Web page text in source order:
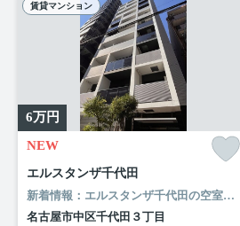
賃貸マンション
6万円
NEW
エルスタンザ千代田
新着情報：エルスタンザ千代田の空室情報ならコチラ。近くにはファミリーマート 名古屋千代田店(徒歩2分)がありちょっとした買い物に便利です。現在空家となっておりますので、お早めのお引越しが可能な物件です。多種多様な賃貸情報を取り扱っているルームエージェント（リアルマークス）は、名古屋市中区での住まい探しにきっと役立つことでしょう。
名古屋市中区千代田３丁目